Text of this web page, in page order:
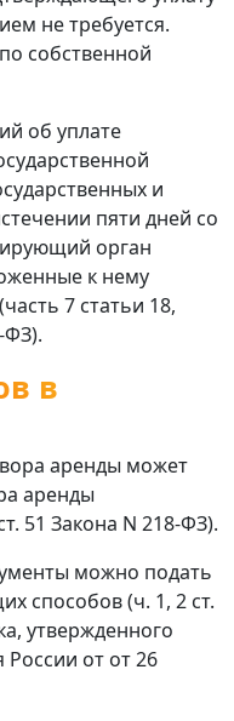
не требуется.
собственной
об уплате
и
пяти дней со
орган
к нему
7 статьи 18,
ФЗ).
в
аренды может
аренды
51 Закона N 218-ФЗ).
можно подать
способов (ч. 1, 2 ст.
утвержденного
от от 26